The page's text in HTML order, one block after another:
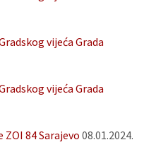
vijeća Grada
vijeća Grada
84 Sarajevo 08.01.2024.